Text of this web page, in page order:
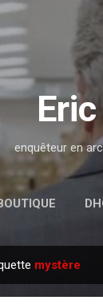
enquêteur en
mystère